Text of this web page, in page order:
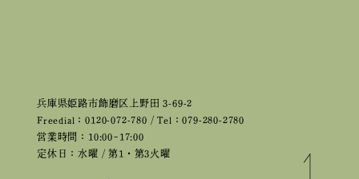
兵庫県姫路市飾磨区上野田 3-69-2
Freedial：0120-072-780 / Tel：079-280-2780
営業時間：10:00~17:00
定休日：水曜 / 第1・第3火曜